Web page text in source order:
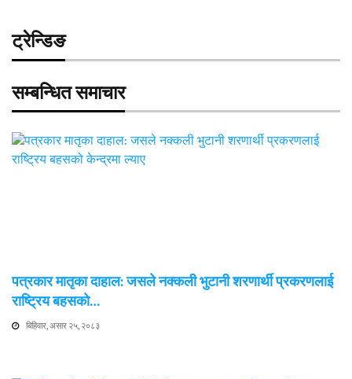
ट्रेन्डिङ
सम्बन्धित समाचार
पत्रकार मातृका दाहाल: जसले नक्कली भुटानी शरणार्थी प्रकरणलाई
राष्ट्रिय बहसको…
बिहिवार, असार २५, २०८३